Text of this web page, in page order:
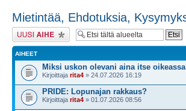
Mietintää, Ehdotuksia,
Lähetä uusi viesti
AIHEET
Miksi uskon olevani aina itse
Kirjoittaja rita4 » 24.07.2026 16:19
PRIDE: Lopunajan rakkaus?
Kirjoittaja rita4 » 01.07.2026 08:56